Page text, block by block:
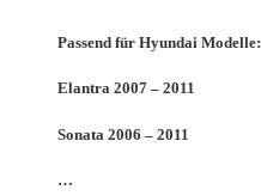
Passend für Hyundai Modelle:
Elantra 2007 – 2011
Sonata 2006 – 2011
…